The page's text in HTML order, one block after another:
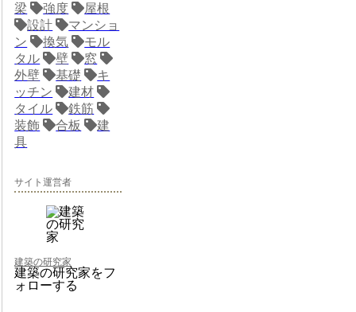
梁
強度
屋根
設計
マンショ
ン
換気
モル
タル
壁
窓
外壁
基礎
キ
ッチン
建材
タイル
鉄筋
装飾
合板
建
具
サイト運営者
建築の研究家
建築の研究家をフ
ォローする